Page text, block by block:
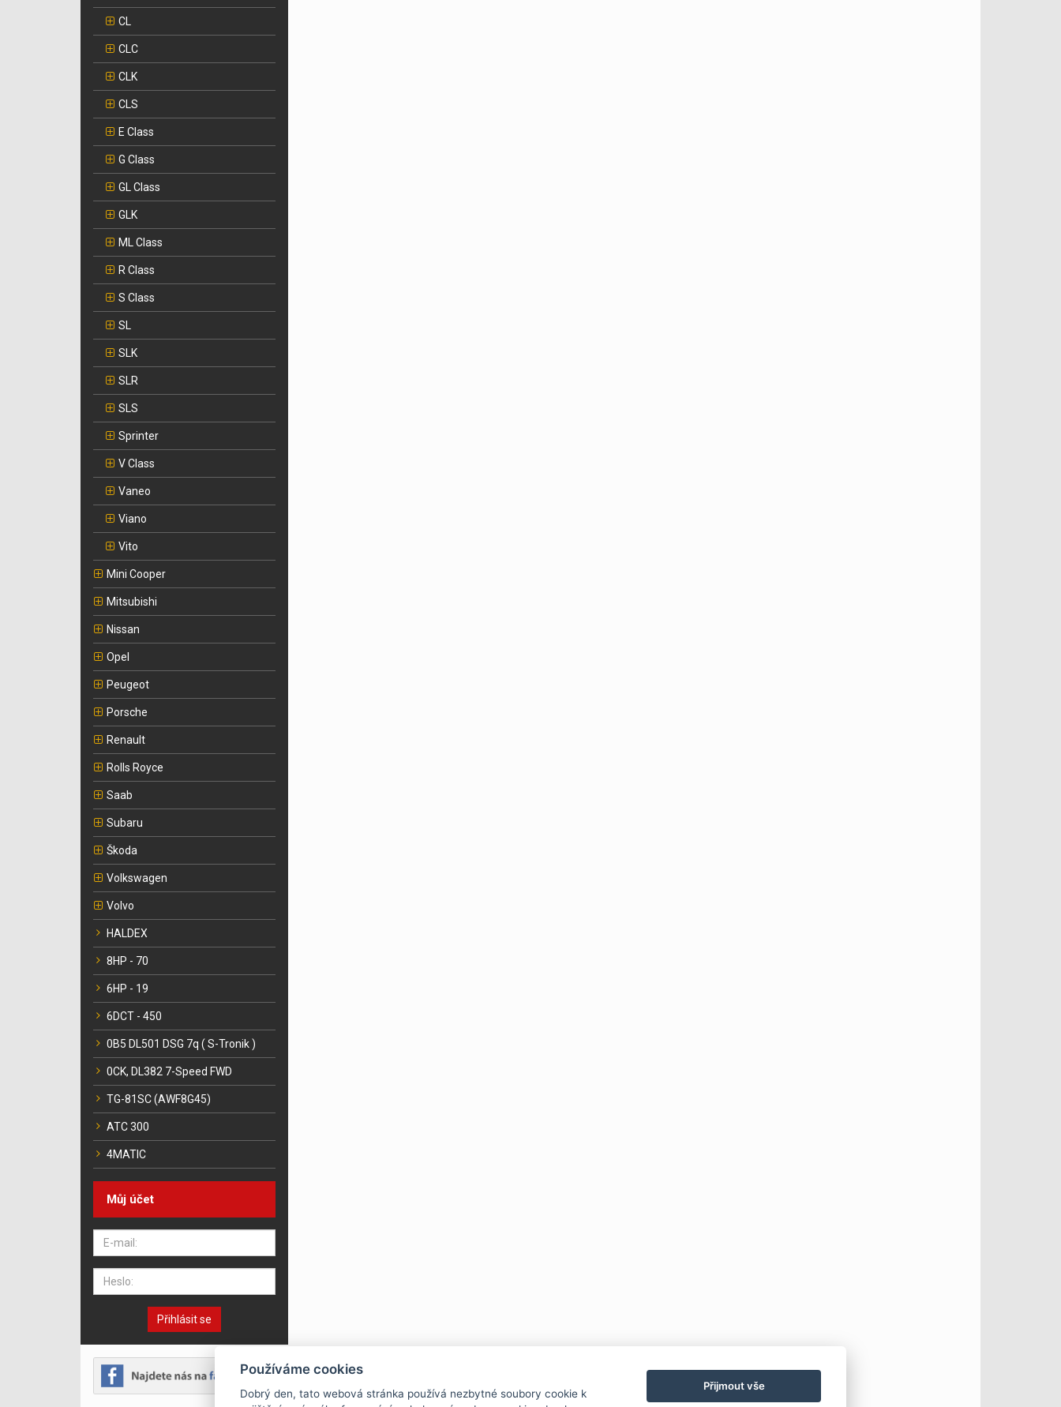
CL
CLC
CLK
CLS
E Class
G Class
GL Class
GLK
ML Class
R Class
S Class
SL
SLK
SLR
SLS
Sprinter
V Class
Vaneo
Viano
Vito
Mini Cooper
Mitsubishi
Nissan
Opel
Peugeot
Porsche
Renault
Rolls Royce
Saab
Subaru
Škoda
Volkswagen
Volvo
HALDEX
8HP - 70
6HP - 19
6DCT - 450
0B5 DL501 DSG 7q ( S-Tronik )
0CK, DL382 7-Speed FWD
TG-81SC (AWF8G45)
ATC 300
4MATIC
Můj účet
Přihlásit se
Používáme cookies
Dobrý den, tato webová stránka používá nezbytné soubory cookie k
Přijmout vše